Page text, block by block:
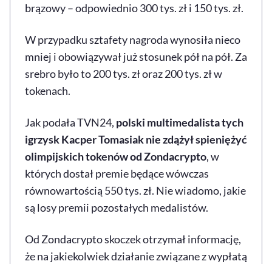
brązowy – odpowiednio 300 tys. zł i 150 tys. zł.
W przypadku sztafety nagroda wynosiła nieco
mniej i obowiązywał już stosunek pół na pół. Za
srebro było to 200 tys. zł oraz 200 tys. zł w
tokenach.
Jak podała TVN24, polski multimedalista tych
igrzysk Kacper Tomasiak nie zdążył spieniężyć
olimpijskich tokenów od Zondacrypto, w
których dostał premie będące wówczas
równowartością 550 tys. zł. Nie wiadomo, jakie
są losy premii pozostałych medalistów.
Od Zondacrypto skoczek otrzymał informację,
że na jakiekolwiek działanie związane z wypłatą